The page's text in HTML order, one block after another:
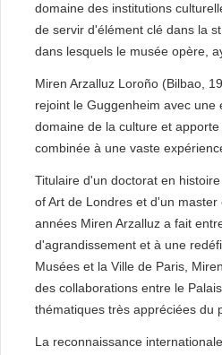
domaine des institutions
de servir d'élément clé dans la
dans lesquels le musée opère,
Miren Arzalluz Loroño (Bilbao,
rejoint le Guggenheim avec
domaine de la culture et
combinée à une vaste
Titulaire d'un doctorat en
of Art de Londres et d'un
années Miren Arzalluz a fait
d'agrandissement et à une
Musées et la Ville de Paris,
des collaborations entre le
thématiques très appréciées du
La reconnaissance